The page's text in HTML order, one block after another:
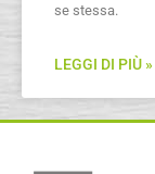
se stessa.
LEGGI DI PIÙ »